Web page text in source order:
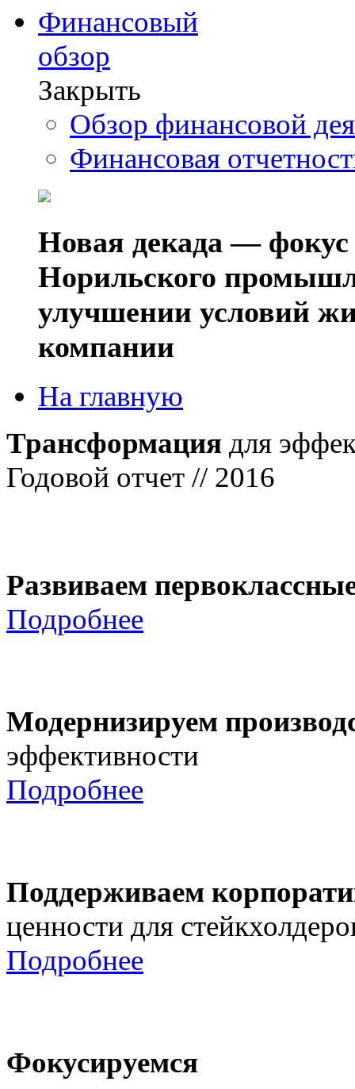
Финансовый
обзор
Закрыть
Обзор финансовой
Финансовая
Новая декада — фокус
Норильского
улучшении условий
компании
На главную
Трансформация для
Годовой отчет // 2016
Развиваем
Подробнее
Модернизируем
эффективности
Подробнее
Поддерживаем
ценности для
Подробнее
Фокусируемся